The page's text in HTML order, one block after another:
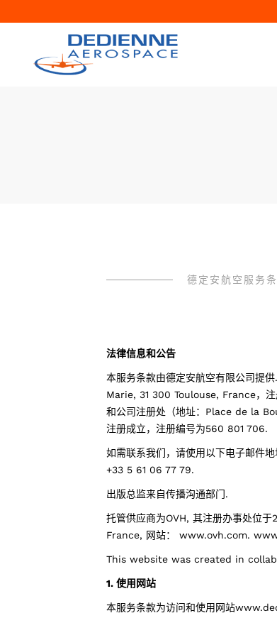
德定安航空服务
法律信息和公告
本服务条款由德定安航空有限公司提
Marie, 31 300 Toulouse, France，
和公司注册处（地址：Place de la
注册成立，注册编号为560 801 706.
如需联系我们，请使用以下电子邮件
+33 5 61 06 77 79.
出版总监来自传播沟通部门.
托管供应商为OVH, 其注册办事处位
France, 网站： www.ovh.com.
This website was created in
1. 使用网站
本服务条款为访问和使用网站